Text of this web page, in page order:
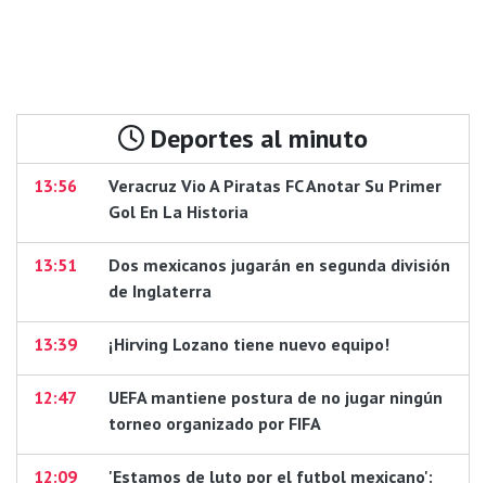
Deportes al minuto
13:56
Veracruz Vio A Piratas FC Anotar Su Primer
Gol En La Historia
13:51
Dos mexicanos jugarán en segunda división
de Inglaterra
13:39 ¡Hirving Lozano tiene nuevo equipo!
12:47
UEFA mantiene postura de no jugar ningún
torneo organizado por FIFA
12:09 'Estamos de luto por el futbol mexicano':